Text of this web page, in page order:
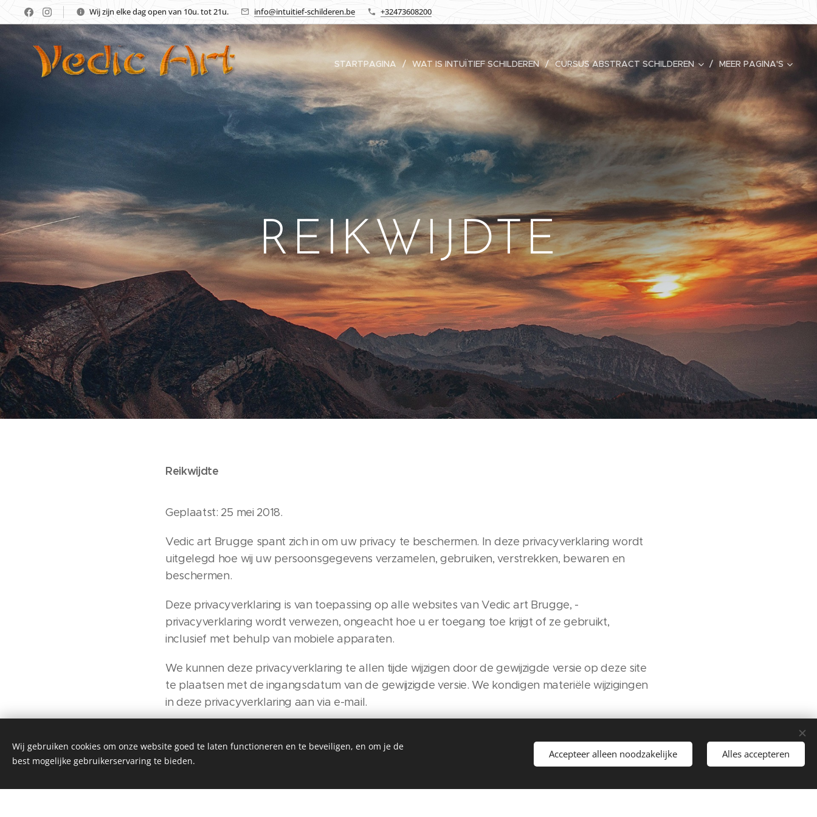
Wij zijn elke dag open van 10u. tot 21u. info@intuitief-schilderen.be +32473608200
STARTPAGINA WAT IS INTUÏTIEF SCHILDEREN CURSUS ABSTRACT SCHILDEREN MEER PAGINA'S
REIKWIJDTE
Reikwijdte
Geplaatst: 25 mei 2018.
Vedic art Brugge spant zich in om uw privacy te beschermen. In deze privacyverklaring wordt
uitgelegd hoe wij uw persoonsgegevens verzamelen, gebruiken, verstrekken, bewaren en
beschermen.
Deze privacyverklaring is van toepassing op alle websites van Vedic art Brugge, -
privacyverklaring wordt verwezen, ongeacht hoe u er toegang toe krijgt of ze gebruikt,
inclusief met behulp van mobiele apparaten.
We kunnen deze privacyverklaring te allen tijde wijzigen door de gewijzigde versie op deze site
te plaatsen met de ingangsdatum van de gewijzigde versie. We kondigen materiële wijzigingen
in deze privacyverklaring aan via e-mail.
..
Wij gebruiken cookies om onze website goed te laten functioneren en te beveiligen, en om je de
best mogelijke gebruikerservaring te bieden.
Accepteer alleen noodzakelijke Alles accepteren